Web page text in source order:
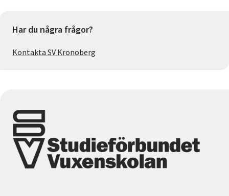
Har du några frågor?
Kontakta SV Kronoberg